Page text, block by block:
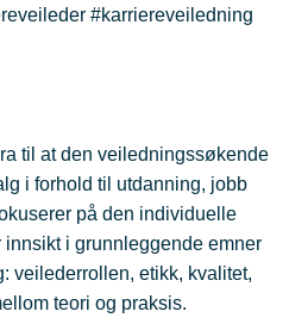
#karriereveiledning
til at den veiledningssøkende
i forhold til utdanning, jobb
på den individuelle
i grunnleggende emner
veilederrollen, etikk, kvalitet,
teori og praksis.